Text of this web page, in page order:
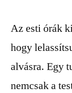
Az esti órák
hogy
alvásra. Egy
nemcsak a